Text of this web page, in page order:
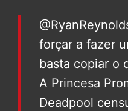
forçar a fazer
basta copiar o
A Princesa
Deadpool